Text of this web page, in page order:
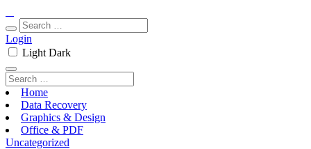
Login
Light Dark
Home
Data Recovery
Graphics & Design
Office & PDF
Uncategorized